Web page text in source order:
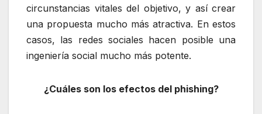
circunstancias vitales del objetivo, y así crear
una propuesta mucho más atractiva. En estos
casos, las redes sociales hacen posible una
ingeniería social mucho más potente.
¿Cuáles son los efectos del phishing?